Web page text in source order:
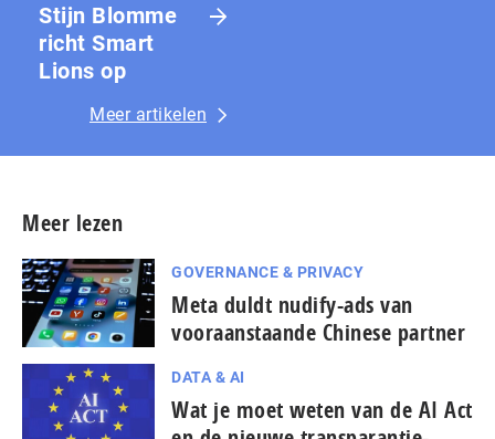
Stijn Blomme
richt Smart
Lions op
Meer artikelen
Meer lezen
GOVERNANCE & PRIVACY
Meta duldt nudify-ads van
vooraanstaande Chinese partner
DATA & AI
Wat je moet weten van de AI Act